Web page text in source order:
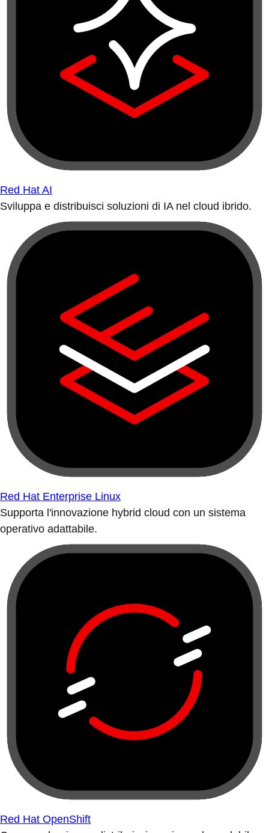
Red Hat AI
Sviluppa e distribuisci soluzioni di IA nel cloud ibrido.
Red Hat Enterprise Linux
Supporta l'innovazione hybrid cloud con un sistema
operativo adattabile.
Red Hat OpenShift